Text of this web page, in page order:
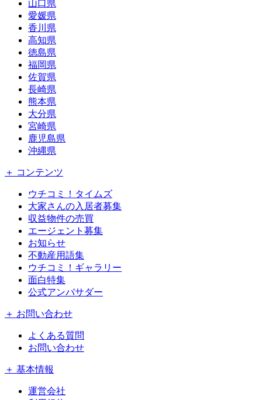
山口県
愛媛県
香川県
高知県
徳島県
福岡県
佐賀県
長崎県
熊本県
大分県
宮崎県
鹿児島県
沖縄県
＋ コンテンツ
ウチコミ！タイムズ
大家さんの入居者募集
収益物件の売買
エージェント募集
お知らせ
不動産用語集
ウチコミ！ギャラリー
面白特集
公式アンバサダー
＋ お問い合わせ
よくある質問
お問い合わせ
＋ 基本情報
運営会社